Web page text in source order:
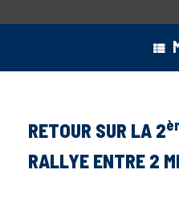
RETOUR SUR LA 2
RALLYE ENTRE 2